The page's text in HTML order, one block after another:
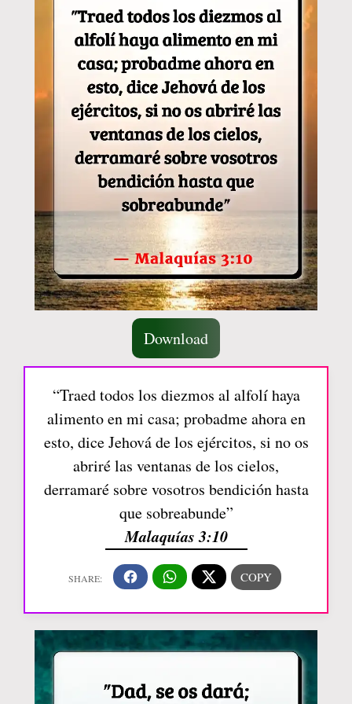
Download
“Traed todos los diezmos al alfolí haya
alimento en mi casa; probadme ahora en
esto, dice Jehová de los ejércitos, si no os
abriré las ventanas de los cielos,
derramaré sobre vosotros bendición hasta
que sobreabunde”
Malaquías 3:10